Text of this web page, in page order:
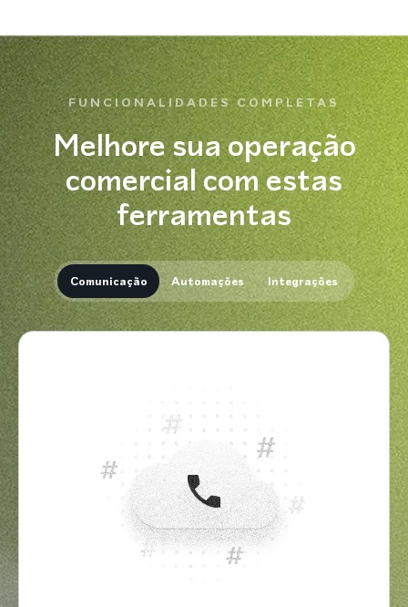
FUNCIONALIDADES COMPLETAS
Melhore sua operação
comercial com estas
ferramentas
Comunicação Automações Integrações